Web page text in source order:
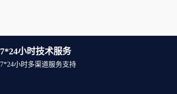
7*24小时技术服务
7*24小时多渠道服务支持